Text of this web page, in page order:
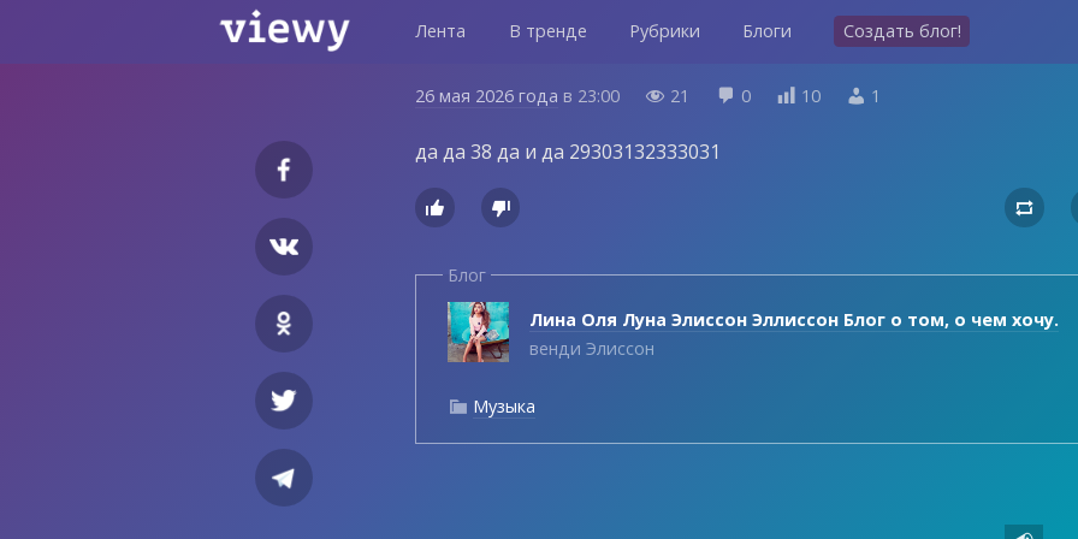
Лента В тренде Рубрики Блоги Создать блог!
26 мая 2026 года в 23:00  21  0  10  1
да да 38 да и да 29303132333031
  
Блог
Лина Оля Луна Элиссон Эллиссон Блог о том, о чем хочу.
венди Элиссон
 Музыка